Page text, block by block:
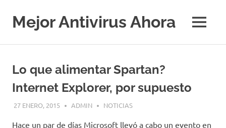
contenido
Mejor Antivirus Ahora MENÚ
Lo que alimentar Spartan?
Internet Explorer, por supuesto
27 ENERO, 2015 ADMIN NOTICIAS
Hace un par de días Microsoft llevó a cabo un evento en